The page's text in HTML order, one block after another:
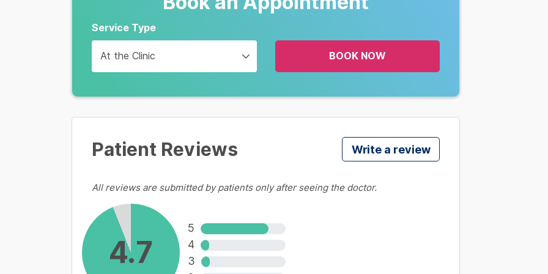
1,040,000 VND
Các bệnh do phế cầu
1,290,000 VND
View more
Service Type
At the Clinic BOOK NOW
Patient Reviews Write a review
All reviews are submitted by patients only after seeing the doctor.
4.7
5
4
3